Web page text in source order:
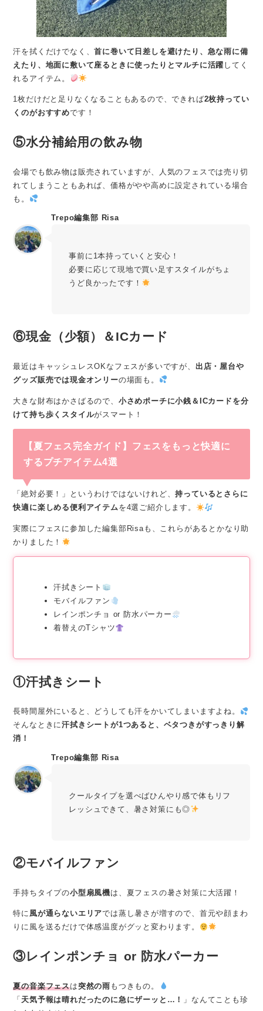
汗を拭くだけでなく、首に巻いて日差しを避けたり、急な雨に備
えたり、地面に敷いて座るときに使ったりとマルチに活躍 してく
れるアイテム。
1枚だけだと足りなくなることもあるので、できれば2枚持ってい
くのがおすすめです！
⑤水分補給用の飲み物
会場でも飲み物は販売されていますが、人気のフェスでは売り切
れてしまうこともあれば、価格がやや高めに設定されている場合
も。
Trepo編集部 Risa
事前に1本持っていくと安心！
必要に応じて現地で買い足すスタイルがちょ
うど良かったです！
⑥現金（少額）＆ICカード
最近はキャッシュレスOKなフェスが多いですが、 出店・屋台や
グッズ販売では現金オンリーの場面も。
大きな財布はかさばるので、 小さめポーチに小銭＆ICカードを分
けて持ち歩くスタイルがスマート！
【夏フェス完全ガイド】フェスをもっと快適に
するプチアイテム4選
「絶対必要！」というわけではないけれど、持っているとさらに
快適に楽しめる便利アイテムを4選ご紹介します。
実際にフェスに参加した編集部Risaも、これらがあるとかなり助
かりました！
汗拭きシート
モバイルファン
レインポンチョ or 防水パーカー
着替えのTシャツ
①汗拭きシート
長時間屋外にいると、どうしても汗をかいてしまいますよね。
そんなときに汗拭きシートが1つあると、ベタつきがすっきり解
消！
Trepo編集部 Risa
クールタイプを選べばひんやり感で体もリフ
レッシュできて、暑さ対策にも◎
②モバイルファン
手持ちタイプの小型扇風機は、夏フェスの暑さ対策に大活躍！
特に 風が通らないエリアでは蒸し暑さが増すので、首元や顔まわ
りに風を送るだけで体感温度がグッと変わります。
③レインポンチョ or 防水パーカー
夏の音楽フェスは突然の雨 もつきもの。
「 天気予報は晴れだったのに急にザーッと…！
」なんてことも珍